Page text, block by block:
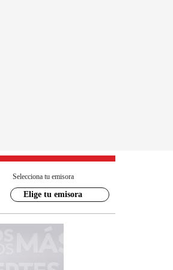
Selecciona tu emisora
Elige tu emisora